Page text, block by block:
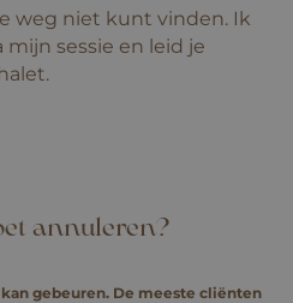
weg niet kunt vinden. Ik
sessie en leid je
annuleren?
gebeuren. De meeste cliënten